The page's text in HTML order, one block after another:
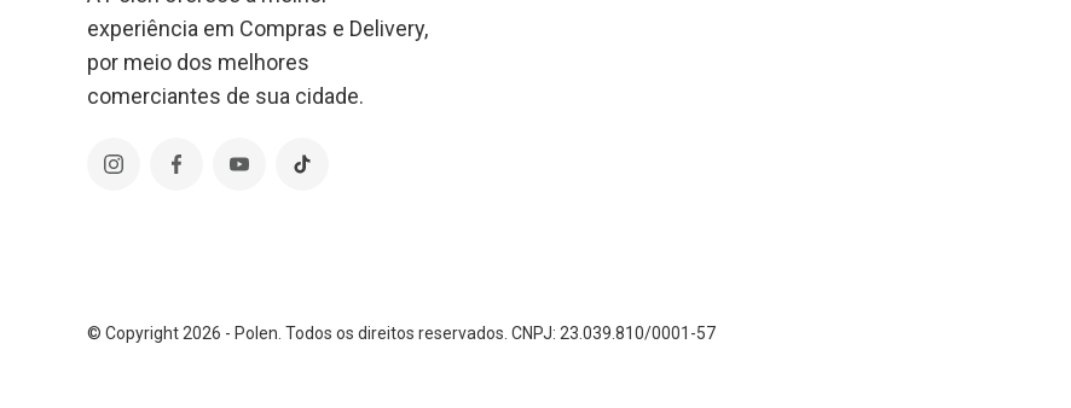
experiência em Compras e Delivery,
por meio dos melhores
comerciantes de sua cidade.
© Copyright 2026 - Polen. Todos os direitos reservados. CNPJ: 23.039.810/0001-57